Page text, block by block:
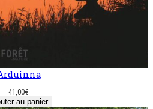
41,00€
au panier